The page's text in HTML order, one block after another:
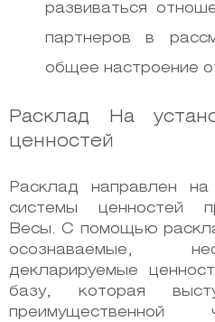
развиваться
партнеров в
общее настроение
Расклад На
ценностей
Расклад направлен на
системы ценностей
Весы. С помощью
осознаваемые,
декларируемые
базу, которая
преимущественной